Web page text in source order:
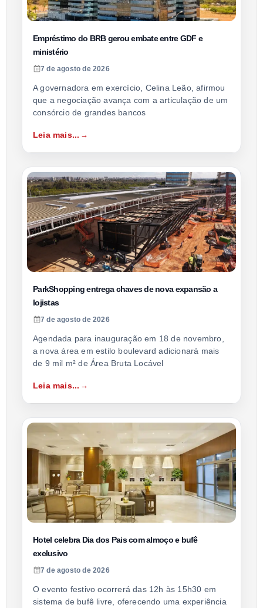
Empréstimo do BRB gerou embate entre GDF e
ministério
7 de agosto de 2026
A governadora em exercício, Celina Leão, afirmou
que a negociação avança com a articulação de um
consórcio de grandes bancos
Leia mais...
ParkShopping entrega chaves de nova expansão a
lojistas
7 de agosto de 2026
Agendada para inauguração em 18 de novembro,
a nova área em estilo boulevard adicionará mais
de 9 mil m² de Área Bruta Locável
Leia mais...
Hotel celebra Dia dos Pais com almoço e bufê
exclusivo
7 de agosto de 2026
O evento festivo ocorrerá das 12h às 15h30 em
sistema de bufê livre, oferecendo uma experiência